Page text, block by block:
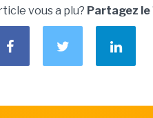
vous a plu? Partagez le